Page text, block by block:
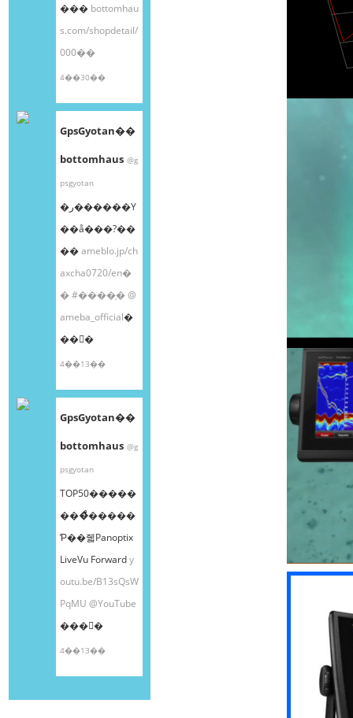
��� bottomhau
s.com/shopdetail/
000��
4��30��
GpsGyotan��
bottomhaus @g
psgyotan
�ر������Υ
��å���?��
��ameblo.jp/ch
axcha0720/en�
�#����֥�@
ameba_official�
��󤫤�
4��13��
GpsGyotan��
bottomhaus @g
psgyotan
TOP50�����
���ͤ�����
Ƥ��줿Panoptix
LiveVu Forwardy
outu.be/B13sQsW
PqMU @YouTube
���󤫤�
4��13��